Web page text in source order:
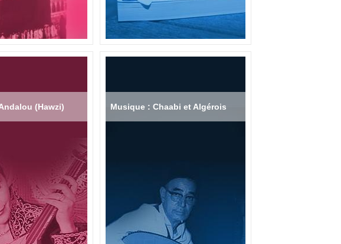
(Hawzi) Musique : Chaabi et Algérois